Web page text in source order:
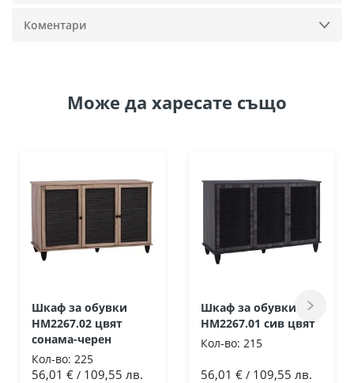
Коментари
Може да харесате също
Шкаф за обувки
HM2267.02 цвят
сонама-черен
Кол-во: 225
56,01 € / 109,55 лв.
Шкаф за обувки
HM2267.01 сив цвят
Кол-во: 215
56,01 € / 109,55 лв.